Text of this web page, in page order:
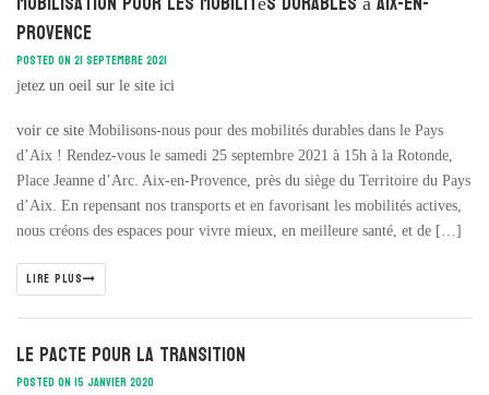
Provence
POSTED ON 21 SEPTEMBRE 2021
jetez un oeil sur le site ici
voir ce site Mobilisons-nous pour des mobilités durables dans le Pays
d’Aix ! Rendez-vous le samedi 25 septembre 2021 à 15h à la Rotonde,
Place Jeanne d’Arc. Aix-en-Provence, près du siège du Territoire du Pays
d’Aix. En repensant nos transports et en favorisant les mobilités actives,
nous créons des espaces pour vivre mieux, en meilleure santé, et de […]
LIRE PLUS
Le Pacte pour la Transition
POSTED ON 15 JANVIER 2020